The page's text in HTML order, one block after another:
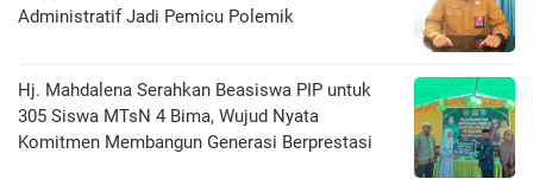
Administratif Jadi Pemicu Polemik
Hj. Mahdalena Serahkan Beasiswa PIP untuk
305 Siswa MTsN 4 Bima, Wujud Nyata
Komitmen Membangun Generasi Berprestasi